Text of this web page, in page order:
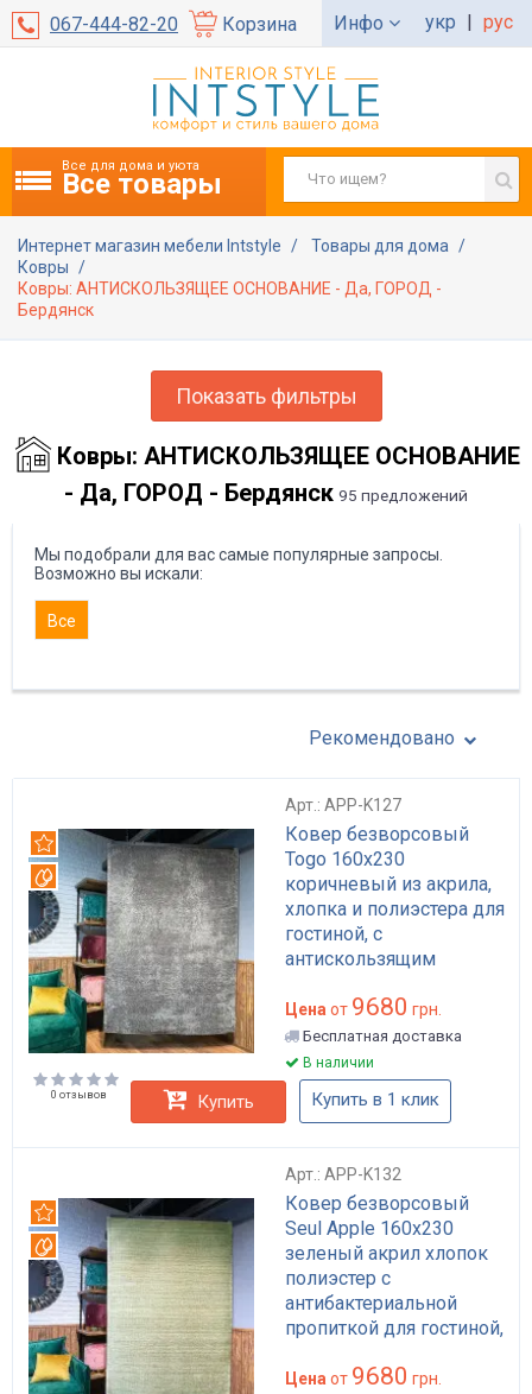
067-444-82-20 Корзина Инфо укр | рус
Все для дома и уюта
Все товары
Интернет магазин мебели Intstyle
Товары для дома
Ковры
Ковры: АНТИСКОЛЬЗЯЩЕЕ ОСНОВАНИЕ - Да, ГОРОД -
Бердянск
Показать фильтры
Ковры: АНТИСКОЛЬЗЯЩЕЕ ОСНОВАНИЕ
- Да, ГОРОД - Бердянск 95 предложений
Мы подобрали для вас самые популярные запросы.
Возможно вы искали:
Все
Рекомендовано
Арт.: APP-K127
Ковер безворсовый
Togo 160x230
коричневый из акрила,
хлопка и полиэстера для
гостиной, с
антискользящим
K127
Рекомендуем
Вотерпруф
Цена от 9680 грн.
Бесплатная доставка
В наличии
0 отзывов Купить Купить в 1 клик
Арт.: APP-K132
Ковер безворсовый
Seul Apple 160x230
зеленый акрил хлопок
полиэстер с
антибактериальной
пропиткой для гостиной,
основа арт: APP-K132
Рекомендуем
Вотерпруф
Цена от 9680 грн.